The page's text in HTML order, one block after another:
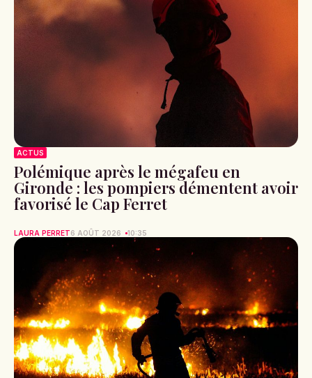
ACTUS
Polémique après le mégafeu en
Gironde : les pompiers démentent avoir
favorisé le Cap Ferret
LAURA PERRET6 AOÛT 2026 10:35